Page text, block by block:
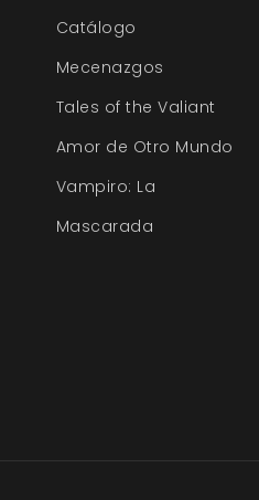
Catálogo
Mecenazgos
Tales of the Valiant
Amor de Otro Mundo
Vampiro: La
Mascarada